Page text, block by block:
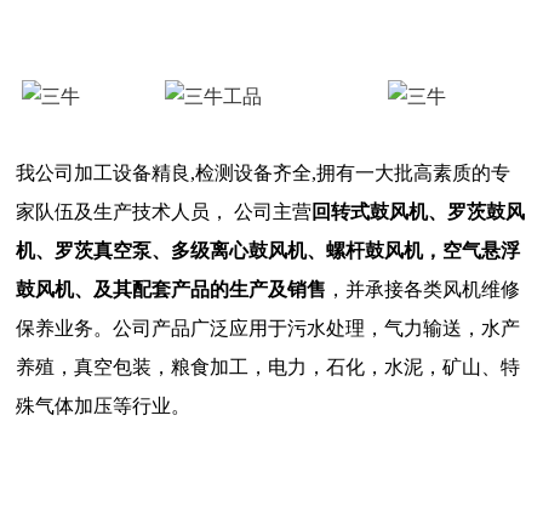
我公司加工设备精良,检测设备齐全,拥有一大批高素质的专
家队伍及生产技术人员， 公司主营回转式鼓风机、罗茨鼓风
机、罗茨真空泵、多级离心鼓风机、螺杆鼓风机，空气悬浮
鼓风机、及其配套产品的生产及销售 ，并承接各类风机维修
保养业务。公司产品广泛应用于污水处理，气力输送，水产
养殖，真空包装，粮食加工，电力，石化，水泥，矿山、特
殊气体加压等行业。